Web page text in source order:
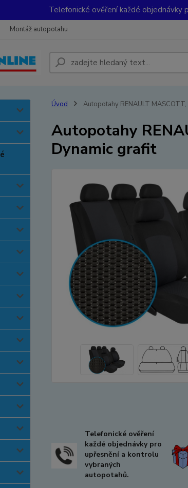
Telefonické ověření každé objednávky
Montáž autopotahu
Úvod Autopotahy RENAULT
Autopotahy
Dynamic grafit
Telefonické ověření
každé objednávky pro
upřesnění a kontrolu
vybraných
autopotahů.